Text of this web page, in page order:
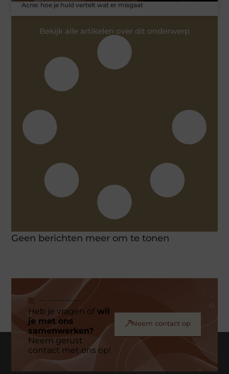
Acne: hoe je huid vertelt wat er misgaat
Bekijk alle artikelen over dit onderwerp
Geen berichten meer om te tonen
Heb je vragen ofwil
je met ons
samenwerken?
Neem gerust
contact met ons op!
Neem contact op